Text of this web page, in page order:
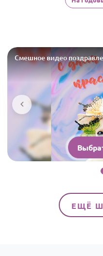
Смешное видео
ЕЩЁ